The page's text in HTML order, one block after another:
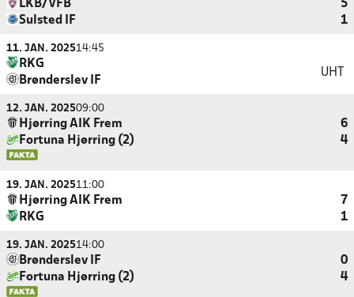
LKB/VFB
5
Sulsted IF
1
11. JAN. 202514:45
RKG
Brønderslev IF
UHT
12. JAN. 202509:00
Hjørring AIK Frem
6
Fortuna Hjørring (2)
4
19. JAN. 202511:00
Hjørring AIK Frem
7
RKG
1
19. JAN. 202514:00
Brønderslev IF
0
Fortuna Hjørring (2)
4